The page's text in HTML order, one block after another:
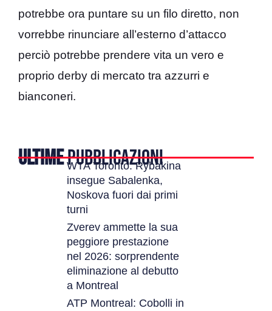
potrebbe ora puntare su un filo diretto, non
vorrebbe rinunciare all’esterno d’attacco
perciò potrebbe prendere vita un vero e
proprio derby di mercato tra azzurri e
bianconeri.
ULTIMEPUBBLICAZIONI
WTA Toronto: Rybakina
insegue Sabalenka,
Noskova fuori dai primi
turni
Zverev ammette la sua
peggiore prestazione
nel 2026: sorprendente
eliminazione al debutto
a Montreal
ATP Montreal: Cobolli in